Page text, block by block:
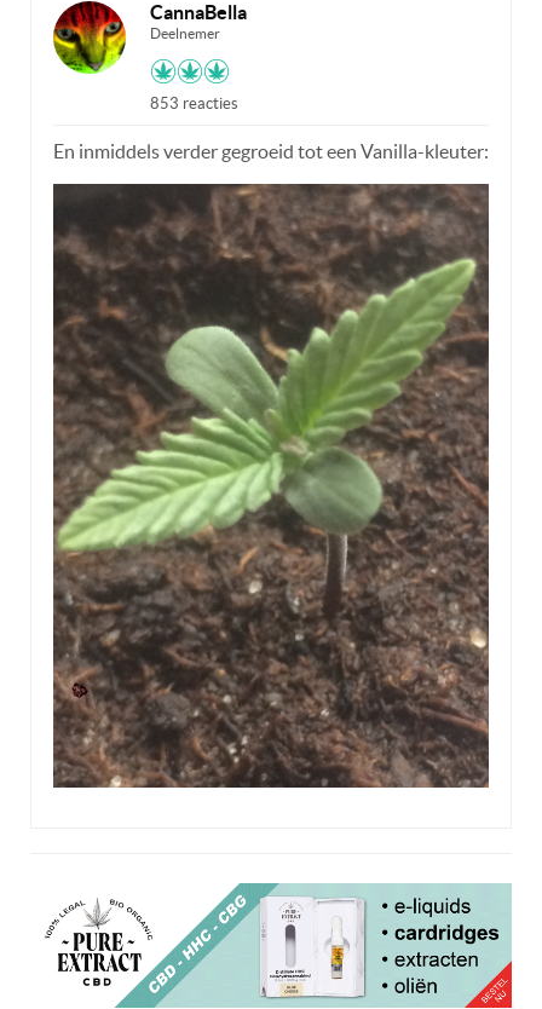
CannaBella
Deelnemer
853 reacties
En inmiddels verder gegroeid tot een Vanilla-kleuter: